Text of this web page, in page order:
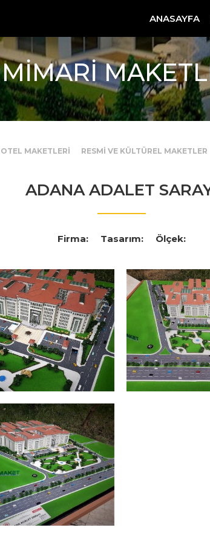
ANASAYFA
MİMARİ
MAKETLERİ RESMİ VE KÜLTÜREL MAKETLER
ADANA ADALET
Firma: Tasarım: Ölçek:
ADALET SARAYI
ADANA